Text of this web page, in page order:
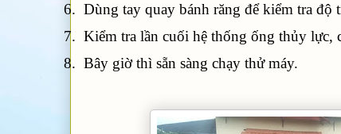
6. Dùng tay quay bánh răng để kiểm tra độ
7. Kiểm tra lần cuối hệ thống ống thủy lực,
8. Bây giờ thì sẵn sàng chạy thử máy.